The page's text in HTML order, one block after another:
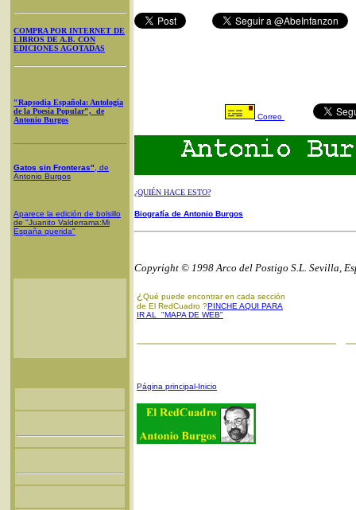
COMPRA POR INTERNET DE
LIBROS DE A.B. CON
EDICIONES AGOTADAS
"Rapsodia Española: Antología
de la Poesía Popular", de
Antonio Burgos
Gatos sin Fronteras" , de
Antonio Burgos
Aparece la edición de bolsillo
de "Juanito Valderrama:Mi
España querida"
Correo
¿QUIÉN HACE ESTO?
Biografía de Antonio Burgos
Copyright © 1998 Arco del Postigo S.L. Sevilla,
¿ Qué puede encontrar en cada sección
de El RedCuadro ?PINCHE AQUI PARA
IR AL "MAPA DE WEB"
Página principal-Inicio